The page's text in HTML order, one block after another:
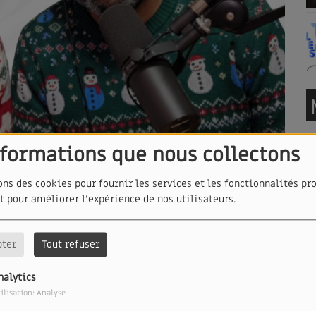
que nous collectons
des cookies pour fournir les services et les fonctionnalités
pour améliorer l'expérience de nos utilisateurs.
Tout refuser
Analyse
émission avec Anthony. Bonne humeur,
pour cette soirée du réveillon de Noël.